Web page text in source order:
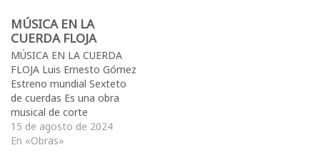
MÚSICA EN LA
CUERDA FLOJA
MÚSICA EN LA CUERDA
FLOJA Luis Ernesto Gómez
Estreno mundial Sexteto
de cuerdas Es una obra
musical de corte
postmoderno con un
espíritu musical
15 de agosto de 2024
En «Obras»